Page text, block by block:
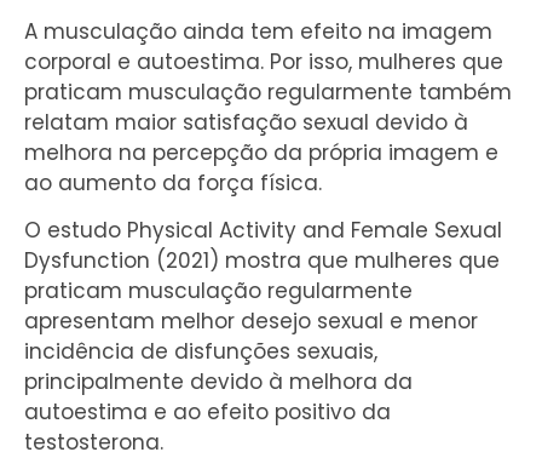
A musculação ainda tem efeito na imagem
corporal e autoestima. Por isso, mulheres que
praticam musculação regularmente também
relatam maior satisfação sexual devido à
melhora na percepção da própria imagem e
ao aumento da força física.
O estudo Physical Activity and Female Sexual
Dysfunction (2021) mostra que mulheres que
praticam musculação regularmente
apresentam melhor desejo sexual e menor
incidência de disfunções sexuais,
principalmente devido à melhora da
autoestima e ao efeito positivo da
testosterona.